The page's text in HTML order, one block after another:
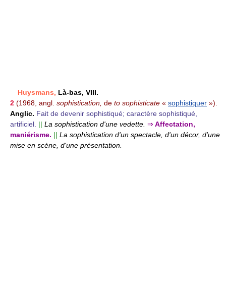
Huysmans, Là-bas, VIII.
2 (1968, angl. sophistication, de to sophisticate « sophistiquer »).
Anglic. Fait de devenir sophistiqué; caractère sophistiqué,
artificiel. || La sophistication d'une vedette. ⇒ Affectation,
maniérisme. || La sophistication d'un spectacle, d'un décor, d'une
mise en scène, d'une présentation.